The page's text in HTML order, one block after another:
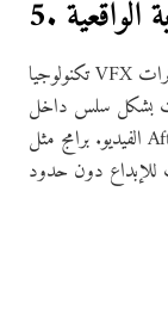
الواقعية
تكنولوجيا VFX تتطور بشكل مذهل، حيث يمكن الآن إضافة مؤثرات
بشكل سلس داخل
الفيديو. برامج مثل After Effects وHoudini توفر أدوات تجعل عملية